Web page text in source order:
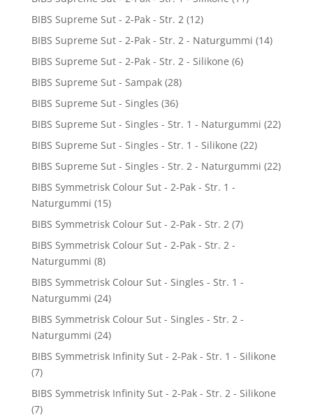
BIBS Supreme Sut - 2-Pak - Str. 2 (12)
BIBS Supreme Sut - 2-Pak - Str. 2 - Naturgummi (14)
BIBS Supreme Sut - 2-Pak - Str. 2 - Silikone (6)
BIBS Supreme Sut - Sampak (28)
BIBS Supreme Sut - Singles (36)
BIBS Supreme Sut - Singles - Str. 1 - Naturgummi (22)
BIBS Supreme Sut - Singles - Str. 1 - Silikone (22)
BIBS Supreme Sut - Singles - Str. 2 - Naturgummi (22)
BIBS Symmetrisk Colour Sut - 2-Pak - Str. 1 -
Naturgummi (15)
BIBS Symmetrisk Colour Sut - 2-Pak - Str. 2 (7)
BIBS Symmetrisk Colour Sut - 2-Pak - Str. 2 -
Naturgummi (8)
BIBS Symmetrisk Colour Sut - Singles - Str. 1 -
Naturgummi (24)
BIBS Symmetrisk Colour Sut - Singles - Str. 2 -
Naturgummi (24)
BIBS Symmetrisk Infinity Sut - 2-Pak - Str. 1 - Silikone
(7)
BIBS Symmetrisk Infinity Sut - 2-Pak - Str. 2 - Silikone
(7)